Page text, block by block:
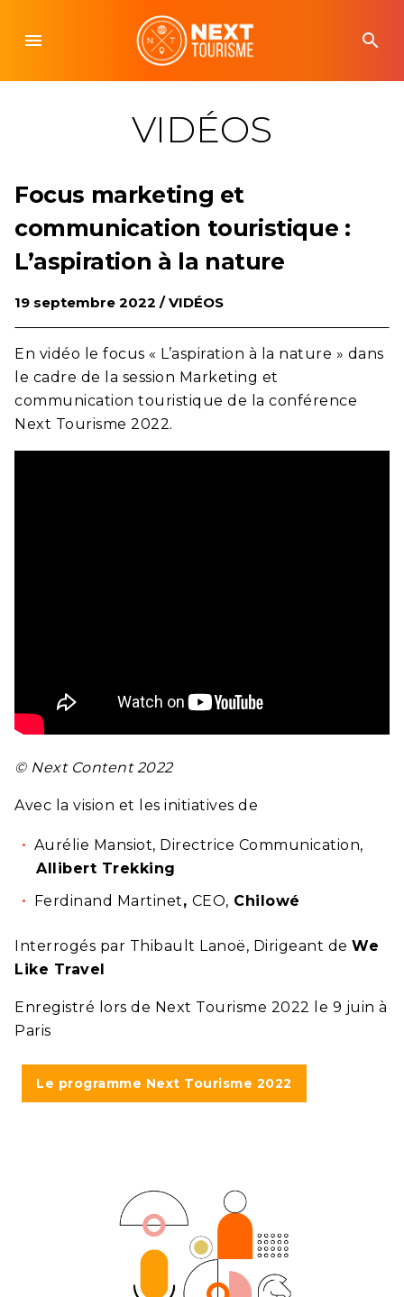
content
menu search
VIDÉOS
Focus marketing et
communication touristique :
L’aspiration à la nature
19 septembre 2022 /VIDÉOS
En vidéo le focus « L’aspiration à la nature » dans
le cadre de la session Marketing et
communication touristique de la conférence
Next Tourisme 2022.
© Next Content 2022
Avec la vision et les initiatives de
Aurélie Mansiot, Directrice Communication,
Allibert Trekking
Ferdinand Martinet, CEO, Chilowé
Interrogés par Thibault Lanoë, Dirigeant de We
Like Travel
Enregistré lors de Next Tourisme 2022 le 9 juin à
Paris
Le programme Next Tourisme 2022